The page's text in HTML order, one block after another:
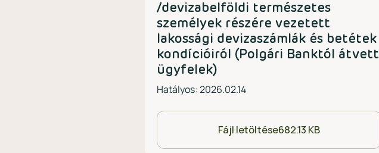
/devizabelföldi természetes
személyek részére vezetett
lakossági devizaszámlák és betétek
kondícióiról (Polgári Banktól átvett
ügyfelek)
Hatályos: 2026.02.14
Fájl letöltése682.13 KB